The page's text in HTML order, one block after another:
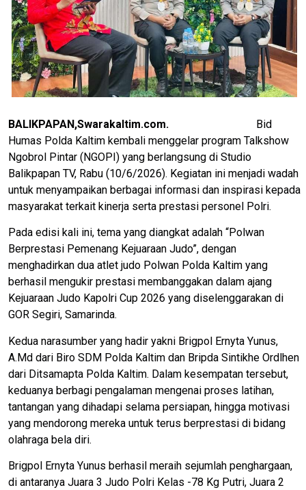
BALIKPAPAN,Swarakaltim.com.
Bid
Humas Polda Kaltim kembali menggelar program Talkshow
Ngobrol Pintar (NGOPI) yang berlangsung di Studio
Balikpapan TV, Rabu (10/6/2026). Kegiatan ini menjadi wadah
untuk menyampaikan berbagai informasi dan inspirasi kepada
masyarakat terkait kinerja serta prestasi personel Polri.
Pada edisi kali ini, tema yang diangkat adalah “Polwan
Berprestasi Pemenang Kejuaraan Judo”, dengan
menghadirkan dua atlet judo Polwan Polda Kaltim yang
berhasil mengukir prestasi membanggakan dalam ajang
Kejuaraan Judo Kapolri Cup 2026 yang diselenggarakan di
GOR Segiri, Samarinda.
Kedua narasumber yang hadir yakni Brigpol Ernyta Yunus,
A.Md dari Biro SDM Polda Kaltim dan Bripda Sintikhe Ordlhen
dari Ditsamapta Polda Kaltim. Dalam kesempatan tersebut,
keduanya berbagi pengalaman mengenai proses latihan,
tantangan yang dihadapi selama persiapan, hingga motivasi
yang mendorong mereka untuk terus berprestasi di bidang
olahraga bela diri.
Brigpol Ernyta Yunus berhasil meraih sejumlah penghargaan,
di antaranya Juara 3 Judo Polri Kelas -78 Kg Putri, Juara 2